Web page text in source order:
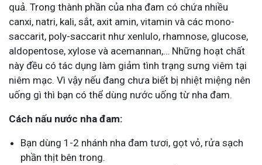
quả. Trong thành phần của nha đam có chứa nhiều
canxi, natri, kali, sắt, axit amin, vitamin và các mono-
saccarit, poly-saccarit như xenlulo, rhamnose, glucose,
aldopentose, xylose và acemannan,… Những hoạt chất
này đều có tác dụng làm giảm tình trạng sưng viêm tại
niêm mạc. Vì vậy nếu đang chưa biết bị nhiệt miệng nên
uống gì thì bạn có thể dùng nước uống từ nha đam.
Cách nấu nước nha đam:
Bạn dùng 1-2 nhánh nha đam tươi, gọt vỏ, rửa sạch
phần thịt bên trong.